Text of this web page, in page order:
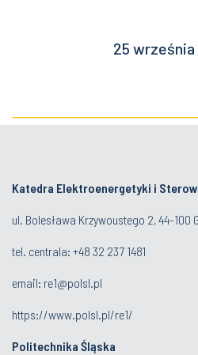
25 września
Katedra Elektroenergetyki i
ul. Bolesława Krzywoustego 2, 44-100
tel. centrala: +48 32 237 1481
email: re1@polsl.pl
https://www.polsl.pl/re1/
Politechnika Śląska